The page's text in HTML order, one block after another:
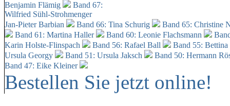
Benjamin Flämig
Band 67:
Wilfried Sühl-Strohmenger
Jan-Pieter Barbian
Band 66: Tina Schurig
Band 65: Christine
Band 61: Martina Haller
Band 60: Leonie Flachsmann
Karin Holste-Flinspach
Band 56: Rafael Ball
Band 55:
Ursula Georgy
Band 51: Ursula Jaksch Band 50: Hermann
Band 47: Eike Kleiner
Bestellen Sie jetzt online!